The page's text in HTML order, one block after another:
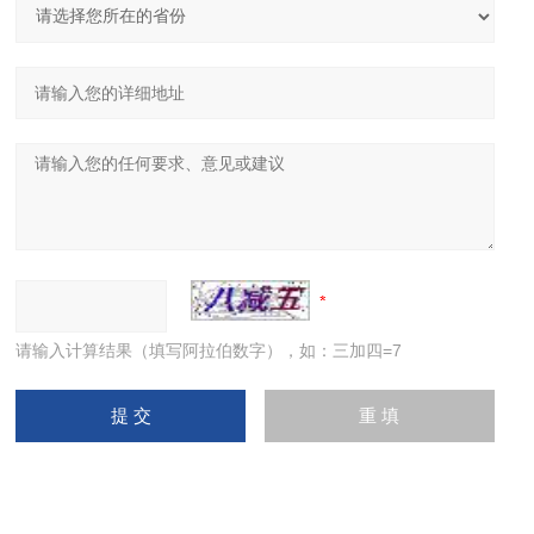
请输入计算结果（填写阿拉伯数字），如：三加四=7